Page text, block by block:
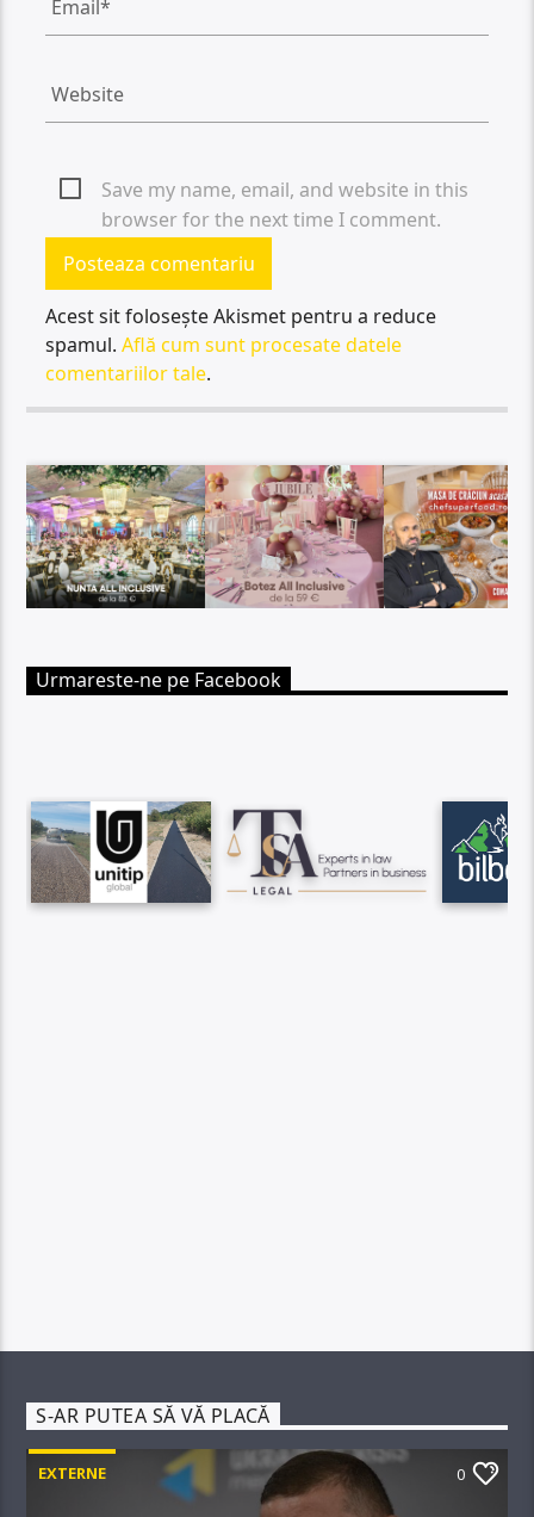
Save my name, email, and website in this
browser for the next time I comment.
Acest sit folosește Akismet pentru a reduce
spamul.Află cum sunt procesate datele
comentariilor tale.
Urmareste-ne pe Facebook
S-AR PUTEA SĂ VĂ PLACĂ
EXTERNE 0